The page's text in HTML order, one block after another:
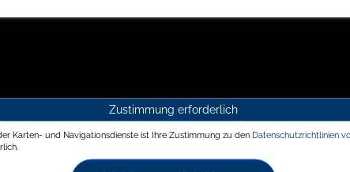
Zustimmung erforderlich
Karten- und Navigationsdienste ist Ihre Zustimmung zu den Datenschutzrichtlinien